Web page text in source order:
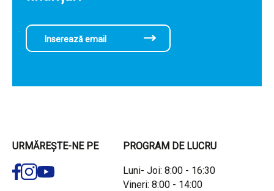
URMĂREȘTE-NE PE PROGRAM DE LUCRU
Luni- Joi: 8:00 - 16:30
Vineri: 8:00 - 14:00